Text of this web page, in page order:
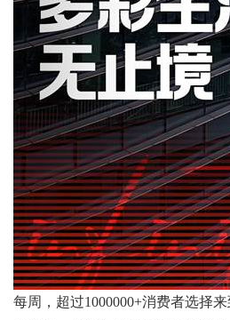
每周，超过1000000+消费者选择